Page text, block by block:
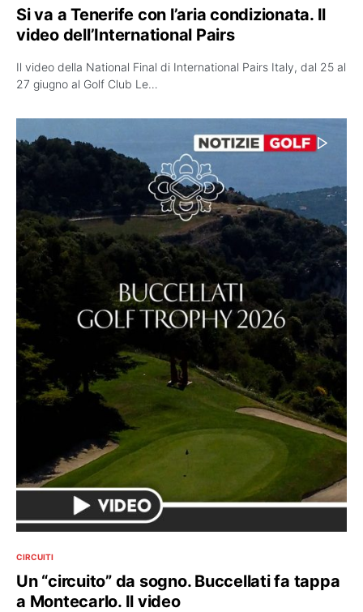
Si va a Tenerife con l’aria condizionata. Il
video dell’International Pairs
Il video della National Final di International Pairs Italy, dal 25 al
27 giugno al Golf Club Le…
CIRCUITI
Un “circuito” da sogno. Buccellati fa tappa
a Montecarlo. Il video